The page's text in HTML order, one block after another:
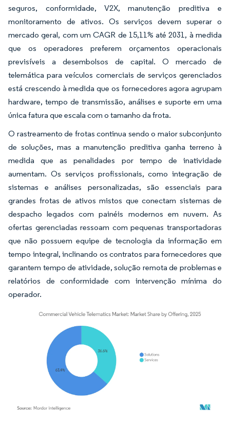
seguros, conformidade, V2X, manutenção preditiva e
monitoramento de ativos. Os serviços devem superar o
mercado geral, com um CAGR de 15,11% até 2031, à medida
que os operadores preferem orçamentos operacionais
previsíveis a desembolsos de capital. O mercado de
telemática para veículos comerciais de serviços gerenciados
está crescendo à medida que os fornecedores agora agrupam
hardware, tempo de transmissão, análises e suporte em uma
única fatura que escala com o tamanho da frota.
O rastreamento de frotas continua sendo o maior subconjunto
de soluções, mas a manutenção preditiva ganha terreno à
medida que as penalidades por tempo de inatividade
aumentam. Os serviços profissionais, como integração de
sistemas e análises personalizadas, são essenciais para
grandes frotas de ativos mistos que conectam sistemas de
despacho legados com painéis modernos em nuvem. As
ofertas gerenciadas ressoam com pequenas transportadoras
que não possuem equipe de tecnologia da informação em
tempo integral, inclinando os contratos para fornecedores que
garantem tempo de atividade, solução remota de problemas e
relatórios de conformidade com intervenção mínima do
operador.